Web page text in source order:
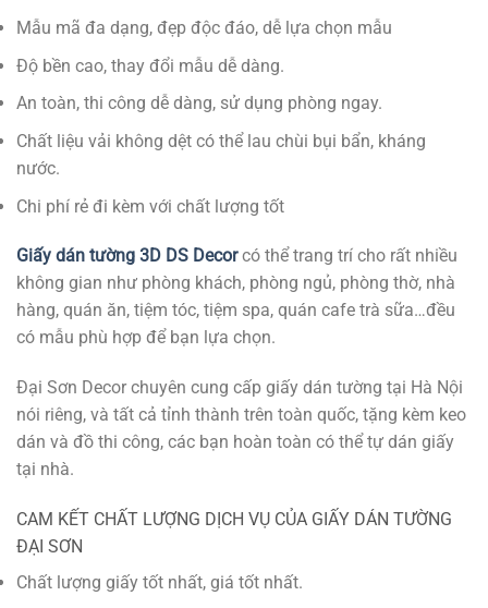
Mẫu mã đa dạng, đẹp độc đáo, dễ lựa chọn mẫu
Độ bền cao, thay đổi mẫu dễ dàng.
An toàn, thi công dễ dàng, sử dụng phòng ngay.
Chất liệu vải không dệt có thể lau chùi bụi bẩn, kháng
nước.
Chi phí rẻ đi kèm với chất lượng tốt
Giấy dán tường 3D DS Decorcó thể trang trí cho rất nhiều
không gian như phòng khách, phòng ngủ, phòng thờ, nhà
hàng, quán ăn, tiệm tóc, tiệm spa, quán cafe trà sữa…đều
có mẫu phù hợp để bạn lựa chọn.
Đại Sơn Decor chuyên cung cấp giấy dán tường tại Hà Nội
nói riêng, và tất cả tỉnh thành trên toàn quốc, tặng kèm keo
dán và đồ thi công, các bạn hoàn toàn có thể tự dán giấy
tại nhà.
CAM KẾT CHẤT LƯỢNG DỊCH VỤ CỦA GIẤY DÁN TƯỜNG
ĐẠI SƠN
Chất lượng giấy tốt nhất, giá tốt nhất.